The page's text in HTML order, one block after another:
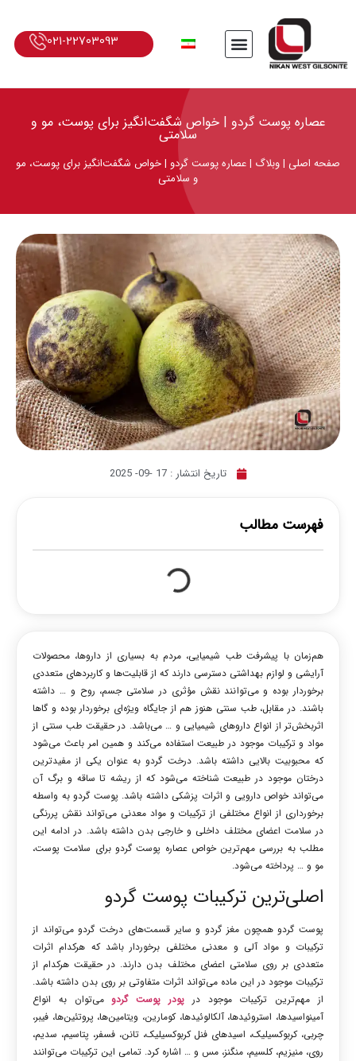
021-22703093
عصاره پوست گردو | خواص شگفت‌انگیز برای پوست، مو و
سلامتی
صفحه اصلی |وبلاگ |عصاره پوست گردو | خواص شگفت‌انگیز برای پوست، مو
و سلامتی
تاریخ انتشار :17 -09- 2025
فهرست مطالب
هم‌زمان با پیشرفت طب شیمیایی، مردم به بسیاری از داروها، محصولات
آرایشی و لوازم بهداشتی دسترسی دارند که از قابلیت‌ها و کاربردهای متعددی
برخوردار بوده و می‌توانند نقش مؤثری در سلامتی جسم، روح و … داشته
باشند. در مقابل، طب سنتی هنوز هم از جایگاه ویژه‌ای برخوردار بوده و گاها
اثربخش‌تر از انواع داروهای شیمیایی و … می‌باشد. در حقیقت طب سنتی از
مواد و ترکیبات موجود در طبیعت استفاده می‌کند و همین امر باعث می‌شود
که محبوبیت بالایی داشته باشد. درخت گردو به عنوان یکی از مفیدترین
درختان موجود در طبیعت شناخته می‌شود که از ریشه تا ساقه و برگ آن
می‌تواند خواص دارویی و اثرات پزشکی داشته باشد. پوست گردو به واسطه
برخورداری از انواع مختلفی از ترکیبات و مواد معدنی می‌تواند نقش پررنگی
در سلامت اعضای مختلف داخلی و خارجی بدن داشته باشد. در ادامه این
مطلب به بررسی مهم‌ترین خواص عصاره پوست گردو برای سلامت پوست،
مو و … پرداخته می‌شود.
اصلی‌ترین ترکیبات پوست گردو
پوست گردو همچون مغز گردو و سایر قسمت‌های درخت گردو می‌تواند از
ترکیبات و مواد آلی و معدنی مختلفی برخوردار باشد که هرکدام اثرات
متعددی بر روی سلامتی اعضای مختلف بدن دارند. در حقیقت هرکدام از
ترکیبات موجود در این ماده می‌تواند اثرات متفاوتی بر روی بدن داشته باشد.
از مهم‌ترین ترکیبات موجود در پودر پوست گردومی‌توان به انواع
آمینواسیدها، استروئیدها، آلکالوئیدها، کومارین، ویتامین‌ها، پروتئین‌ها، فیبر،
چربی، کربوکسیلیک، اسیدهای فنل کربوکسیلیک، تانن، فسفر، پتاسیم، سدیم،
روی، منیزیم، کلسیم، منگنز، مس و … اشاره کرد. تمامی این ترکیبات می‌توانند